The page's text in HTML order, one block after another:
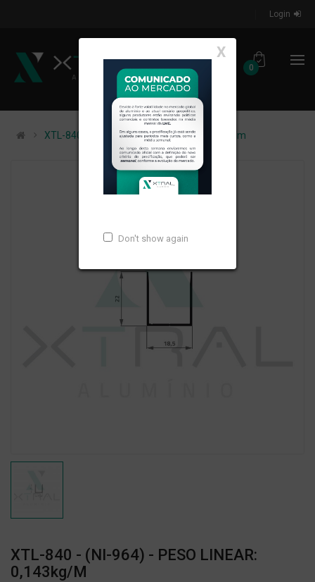
Login
0
X
Don't show again
XTL-840 - (NI-964) - PESO LINEAR: 0,143kg/m
XTL-840 - (NI-964) - PESO LINEAR:
0,143kg/m